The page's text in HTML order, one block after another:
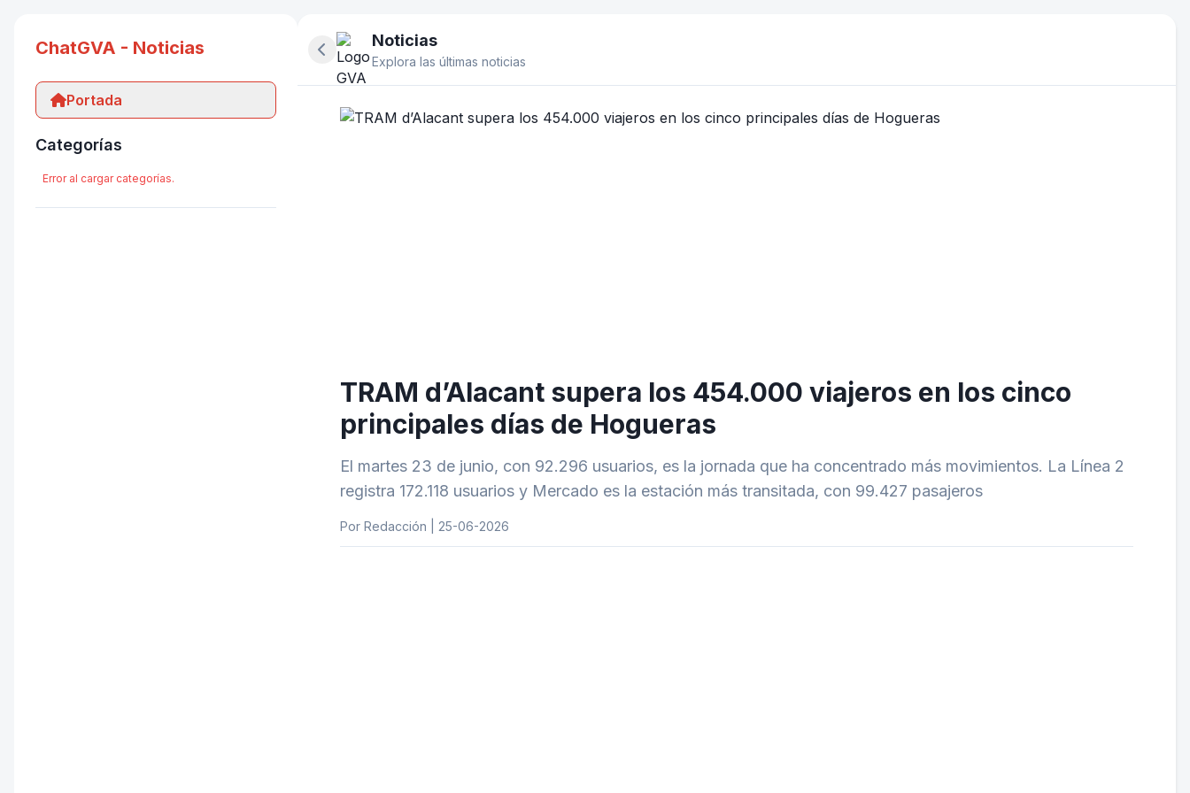
ChatGVA - Noticias
Portada
Categorías
Error al cargar categorías.
Ocultar panel lateral
Noticias
Explora las últimas noticias
TRAM d’Alacant supera los 454.000 viajeros en los cinco
principales días de Hogueras
El martes 23 de junio, con 92.296 usuarios, es la jornada que ha concentrado más movimientos. La Línea 2
registra 172.118 usuarios y Mercado es la estación más transitada, con 99.427 pasajeros
Por Redacción | 25-06-2026